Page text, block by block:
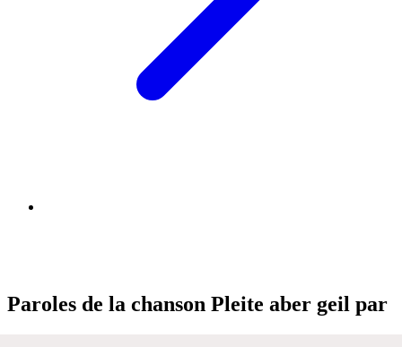
Paroles de la chanson Pleite aber geil par